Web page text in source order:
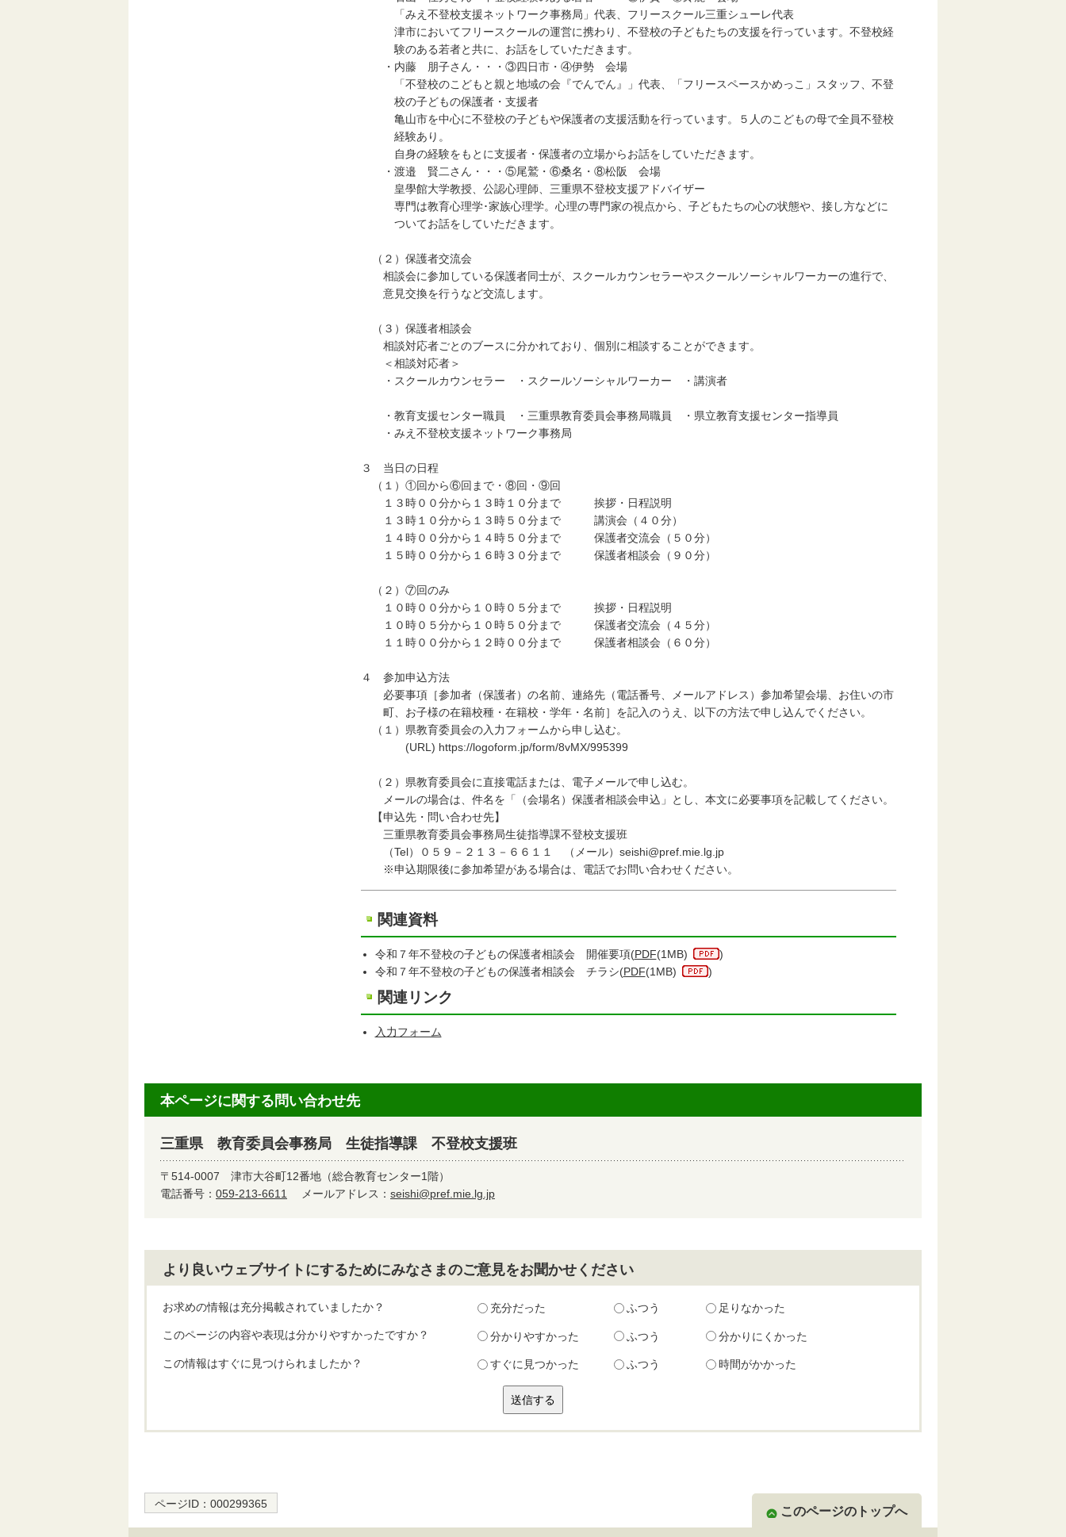
「みえ不登校支援ネットワーク事務局」代表、フリースクール三重シューレ代表
津市においてフリースクールの運営に携わり、不登校の子どもたちの支援を行っています。不登校経
験のある若者と共に、お話をしていただきます。
・内藤 朋子さん・・・③四日市・④伊勢 会場
「不登校のこどもと親と地域の会『でんでん』」代表、「フリースペースかめっこ」スタッフ、不登
校の子どもの保護者・支援者
亀山市を中心に不登校の子どもや保護者の支援活動を行っています。５人のこどもの母で全員不登校
経験あり。
自身の経験をもとに支援者・保護者の立場からお話をしていただきます。
・渡邉 賢二さん・・・⑤尾鷲・⑥桑名・⑧松阪 会場
皇學館大学教授、公認心理師、三重県不登校支援アドバイザー
専門は教育心理学･家族心理学。心理の専門家の視点から、子どもたちの心の状態や、接し方などに
ついてお話をしていただきます。
（２）保護者交流会
相談会に参加している保護者同士が、スクールカウンセラーやスクールソーシャルワーカーの進行で、
意見交換を行うなど交流します。
（３）保護者相談会
相談対応者ごとのブースに分かれており、個別に相談することができます。
＜相談対応者＞
・スクールカウンセラー ・スクールソーシャルワーカー ・講演者
・教育支援センター職員 ・三重県教育委員会事務局職員 ・県立教育支援センター指導員
・みえ不登校支援ネットワーク事務局
３ 当日の日程
（１）①回から⑥回まで・⑧回・⑨回
１３時００分から１３時１０分まで 挨拶・日程説明
１３時１０分から１３時５０分まで 講演会（４０分）
１４時００分から１４時５０分まで 保護者交流会（５０分）
１５時００分から１６時３０分まで 保護者相談会（９０分）
（２）⑦回のみ
１０時００分から１０時０５分まで 挨拶・日程説明
１０時０５分から１０時５０分まで 保護者交流会（４５分）
１１時００分から１２時００分まで 保護者相談会（６０分）
４ 参加申込方法
必要事項［参加者（保護者）の名前、連絡先（電話番号、メールアドレス）参加希望会場、お住いの市
町、お子様の在籍校種・在籍校・学年・名前］を記入のうえ、以下の方法で申し込んでください。
（１）県教育委員会の入力フォームから申し込む。
(URL) https://logoform.jp/form/8vMX/995399
（２）県教育委員会に直接電話または、電子メールで申し込む。
メールの場合は、件名を「（会場名）保護者相談会申込」とし、本文に必要事項を記載してください。
【申込先・問い合わせ先】
三重県教育委員会事務局生徒指導課不登校支援班
（Tel）０５９－２１３－６６１１ （メール）seishi@pref.mie.lg.jp
※申込期限後に参加希望がある場合は、電話でお問い合わせください。
関連資料
令和７年不登校の子どもの保護者相談会 開催要項(PDF(1MB)
)
令和７年不登校の子どもの保護者相談会 チラシ(PDF(1MB) )
関連リンク
入力フォーム
本ページに関する問い合わせ先
三重県 教育委員会事務局 生徒指導課 不登校支援班
〒514-0007 津市大谷町12番地（総合教育センター1階）
電話番号： 059-213-6611 メールアドレス： seishi@pref.mie.lg.jp
より良いウェブサイトにするためにみなさまのご意見をお聞かせください
お求めの情報は充分掲載されていましたか？ 充分だった ふつう 足りなかった
このページの内容や表現は分かりやすかったですか？ 分かりやすかった ふつう 分かりにくかった
この情報はすぐに見つけられましたか？ すぐに見つかった ふつう 時間がかかった
ページID： 000299365
このページのトップへ